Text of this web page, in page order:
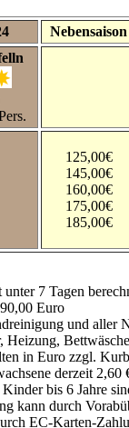
Nebensaison
125,00€
145,00€
160,00€
175,00€
185,00€
7 Tagen
Euro
und aller
Heizung,
in Euro zzgl.
derzeit
bis 6 Jahre
kann durch
EC-Karten-